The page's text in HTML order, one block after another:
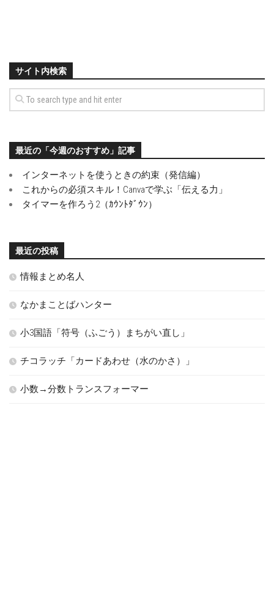
サイト内検索
最近の「今週のおすすめ」記事
インターネットを使うときの約束（発信編）
これからの必須スキル！Canvaで学ぶ「伝える力」
タイマーを作ろう2（ｶｳﾝﾄﾀﾞｳﾝ）
最近の投稿
情報まとめ名人
なかまことばハンター
小3国語「符号（ふごう）まちがい直し」
チコラッチ「カードあわせ（水のかさ）」
小数→分数トランスフォーマー